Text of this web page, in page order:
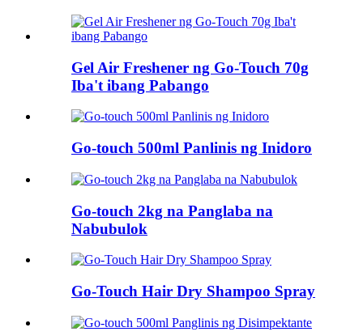
Gel Air Freshener ng Go-Touch 70g
Iba't ibang Pabango
Go-touch 500ml Panlinis ng Inidoro
Go-touch 2kg na Panglaba na
Nabubulok
Go-Touch Hair Dry Shampoo Spray